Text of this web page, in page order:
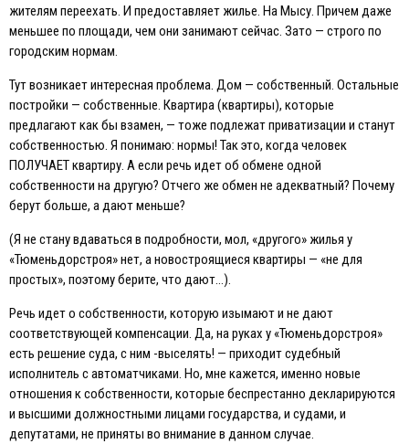
жителям переехать. И предоставляет жилье. На Мысу. Причем даже
меньшее по площади, чем они занимают сейчас. Зато — строго по
городским нормам.
Тут возникает интересная проблема. Дом — собственный. Остальные
постройки — собственные. Квартира (квартиры), которые
предлагают как бы взамен, — тоже подлежат приватизации и станут
собственностью. Я понимаю: нормы! Так это, когда человек
ПОЛУЧАEТ квартиру. А если речь идет об обмене одной
собственности на другую? Отчего же обмен не адекватный? Почему
берут больше, а дают меньше?
(Я не стану вдаваться в подробности, мол, «другого» жилья у
«Тюменьдорстроя» нет, а новостроящиеся квартиры — «не для
простых», поэтому берите, что дают…).
Речь идет о собственности, которую изымают и не дают
соответствующей компенсации. Да, на руках у «Тюменьдорстроя»
есть решение суда, с ним -выселять! — приходит судебный
исполнитель с автоматчиками. Но, мне кажется, именно новые
отношения к собственности, которые беспрестанно декларируются
и высшими должностными лицами государства, и судами, и
депутатами, не приняты во внимание в данном случае.